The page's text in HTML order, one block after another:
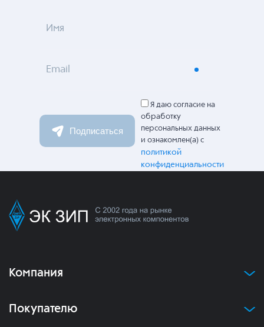
Имя
Email
Подписаться
Я даю согласие на
обработку
персональных данных
и ознакомлен(а) с
политикой
конфиденциальности
Компания
Покупателю